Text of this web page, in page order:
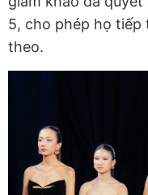
5, cho phép họ
theo.